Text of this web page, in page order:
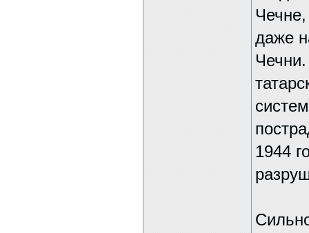
даже
1944